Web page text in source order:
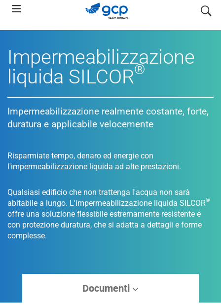
Skip
main
search
Impermeabilizzazione
liquida SILCOR®
Impermeabilizzazione realmente costante, forte,
duratura e applicabile velocemente
Risparmiate tempo, denaro ed energie con
l'impermeabilizzazione liquida ad alte prestazioni.
Qualsiasi edificio che non trattenga l'acqua non sarà
abitabile a lungo. L'impermeabilizzazione liquida SILCOR®
offre una soluzione flessibile estremamente resistente e
con protezione duratura, che si adatta a dettagli e forme
complesse.
Documenti